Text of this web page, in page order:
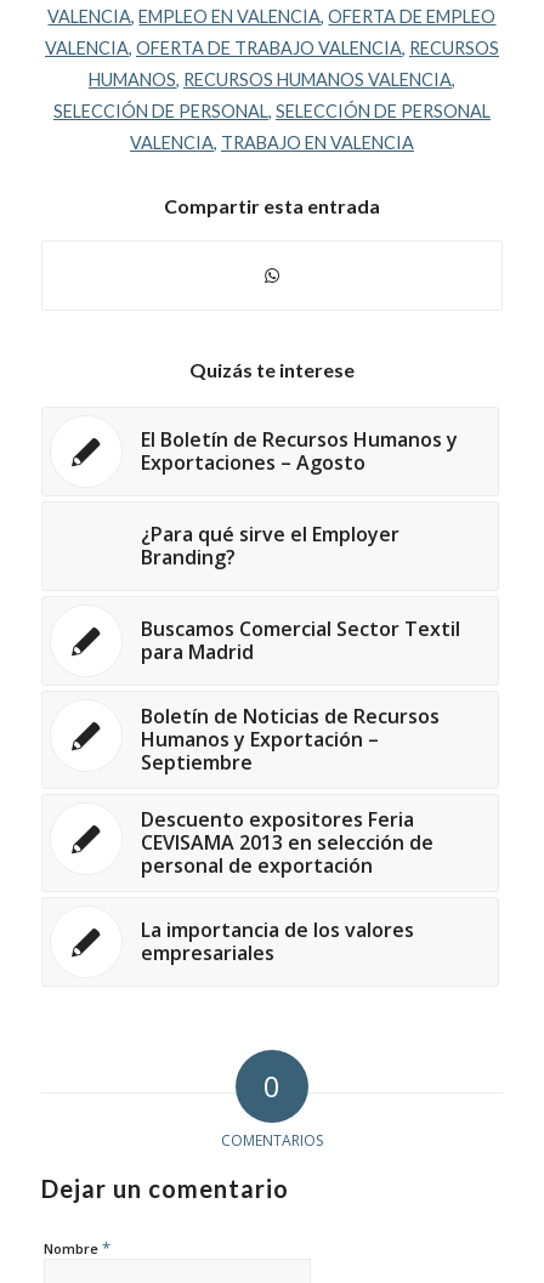
VALENCIA,EMPLEO EN VALENCIA,OFERTA DE EMPLEO
VALENCIA, OFERTA DE TRABAJO VALENCIA, RECURSOS
HUMANOS, RECURSOS HUMANOS VALENCIA,
SELECCIÓN DE PERSONAL, SELECCIÓN DE PERSONAL
VALENCIA, TRABAJO EN VALENCIA
Compartir esta entrada
Quizás te interese
El Boletín de Recursos Humanos y
Exportaciones – Agosto
¿Para qué sirve el Employer
Branding?
Buscamos Comercial Sector Textil
para Madrid
Boletín de Noticias de Recursos
Humanos y Exportación –
Septiembre
Descuento expositores Feria
CEVISAMA 2013 en selección de
personal de exportación
La importancia de los valores
empresariales
0
COMENTARIOS
Dejar un comentario
Nombre *